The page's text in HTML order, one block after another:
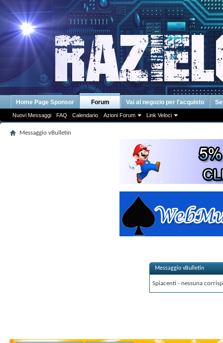
Home Page Sponsor Forum
Nuovi Messaggi FAQ Calendario Azioni Forum Link Veloci
Vai al negozio per l'acquisto
Messaggio vBulletin
Messaggio vBulletin
Spiacenti - nessuna